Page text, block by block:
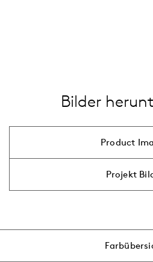
Bilder
Product
Projekt